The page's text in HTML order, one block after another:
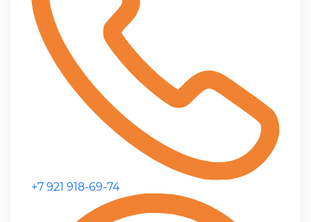
+7 921 918-69-74